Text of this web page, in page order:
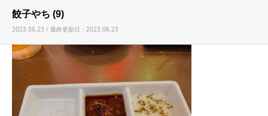
餃子やち (9)
2023.06.23 / 最終更新日：2023.06.23